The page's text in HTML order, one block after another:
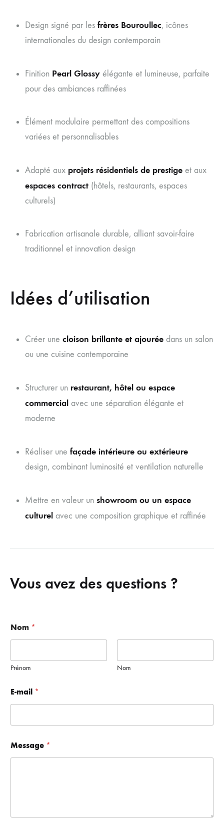
Design signé par les frères Bouroullec, icônes
internationales du design contemporain
Finition Pearl Glossy élégante et lumineuse, parfaite
pour des ambiances raffinées
Élément modulaire permettant des compositions
variées et personnalisables
Adapté aux projets résidentiels de prestige et aux
espaces contract (hôtels, restaurants, espaces
culturels)
Fabrication artisanale durable, alliant savoir-faire
traditionnel et innovation design
Idées d’utilisation
Créer une cloison brillante et ajourée dans un salon
ou une cuisine contemporaine
Structurer un restaurant, hôtel ou espace
commercial avec une séparation élégante et
moderne
Réaliser une façade intérieure ou extérieure
design, combinant luminosité et ventilation naturelle
Mettre en valeur un showroom ou un espace
culturel avec une composition graphique et raffinée
Vous avez des questions ?
e
s
a
g
N
o
Nom *
Prénom Nom
E-mail *
Message *